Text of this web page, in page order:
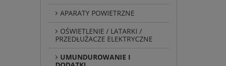
APARATY POWIETRZNE
OŚWIETLENIE / LATARKI /
PRZEDŁUŻACZE ELEKTRYCZNE
UMUNDUROWANIE I